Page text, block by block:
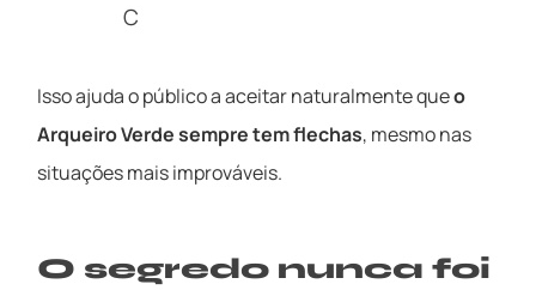
C
Isso ajuda o público a aceitar naturalmente queo
Arqueiro Verde sempre tem flechas, mesmo nas
situações mais improváveis.
O segredo nunca foi